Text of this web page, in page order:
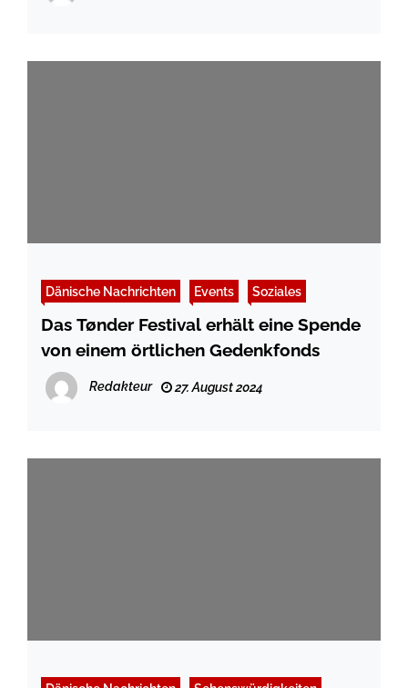
Dänische Nachrichten Events Soziales
Das Tønder Festival erhält eine Spende
von einem örtlichen Gedenkfonds
Redakteur 27. August 2024